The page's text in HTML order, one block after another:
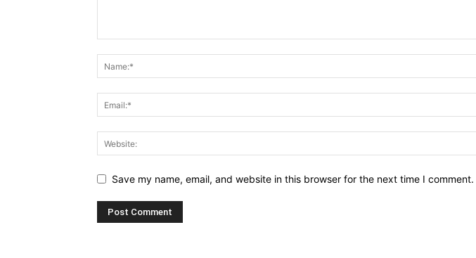
Save my name, email, and website in this browser for the next time I comment.